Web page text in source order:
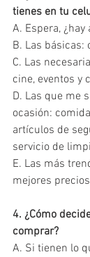
tienes en tu
A. Espera,
B. Las básicas:
C. Las
cine, eventos y
D. Las que me
ocasión:
artículos de
servicio de
E. Las más
mejores precios
4. ¿Cómo
comprar?
A. Si tienen lo